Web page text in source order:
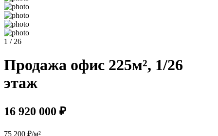
1 / 26
Продажа офис 225м², 1/26
этаж
16 920 000 ₽
75 200 ₽/м²